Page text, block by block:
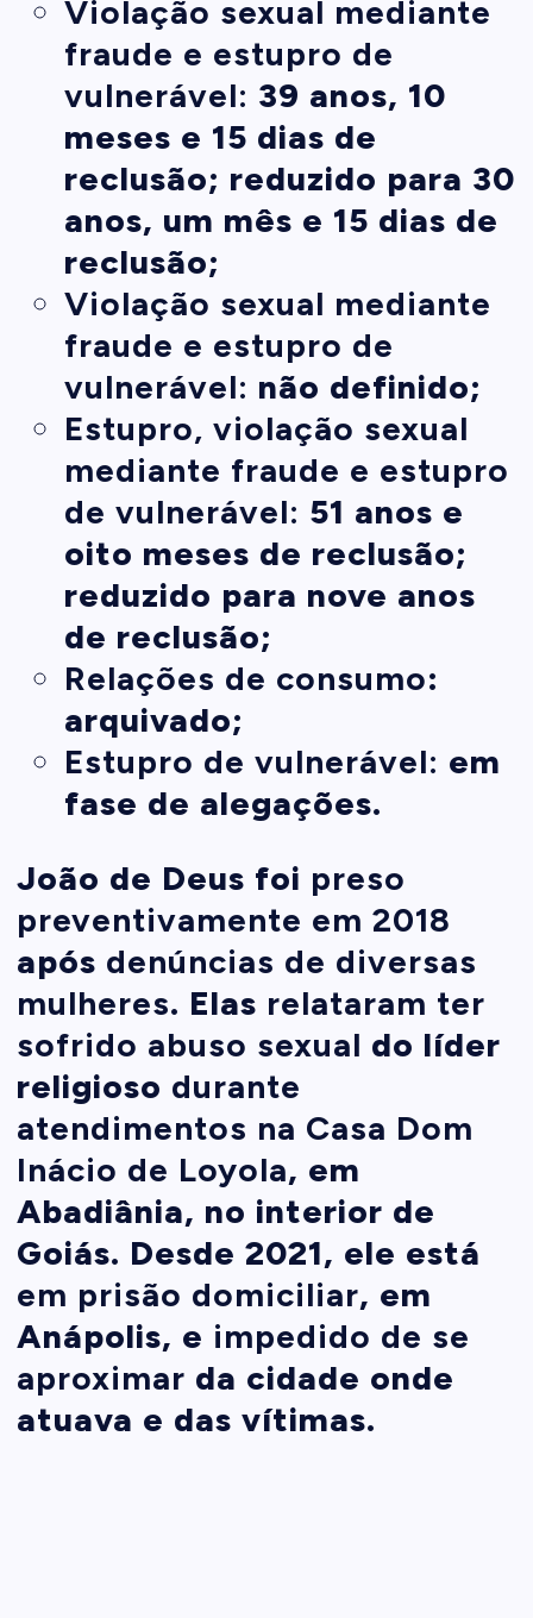
Violação sexual mediante
fraude e estupro de
vulnerável: 39 anos, 10
meses e 15 dias de
reclusão; reduzido para 30
anos, um mês e 15 dias de
reclusão;
Violação sexual mediante
fraude e estupro de
vulnerável: não definido;
Estupro, violação sexual
mediante fraude e estupro
de vulnerável: 51 anos e
oito meses de reclusão;
reduzido para nove anos
de reclusão;
Relações de consumo:
arquivado;
Estupro de vulnerável: em
fase de alegações.
João de Deus foi preso
preventivamente em 2018
após denúncias de diversas
mulheres. Elas relataram ter
sofrido abuso sexual do líder
religioso durante
atendimentos na Casa Dom
Inácio de Loyola, em
Abadiânia, no interior de
Goiás. Desde 2021, ele está
em prisão domiciliar, em
Anápolis, e impedido de se
aproximar da cidade onde
atuava e das vítimas.